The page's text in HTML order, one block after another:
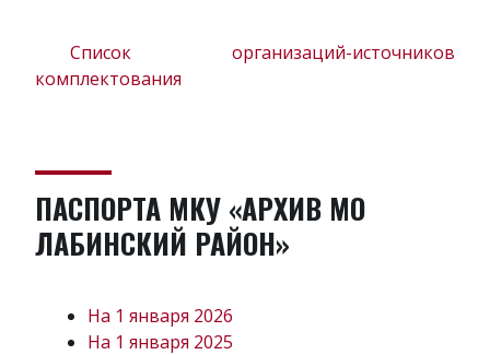
Список организаций-источников
комплектования
ПАСПОРТА МКУ «АРХИВ МО
ЛАБИНСКИЙ РАЙОН»
На 1 января 2026
На 1 января 2025